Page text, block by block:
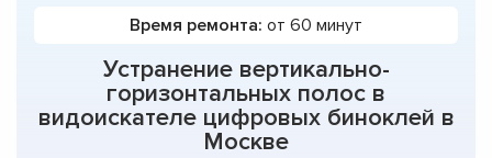
Устранение вертикально-
горизонтальных полос в
видоискателе цифровых биноклей в
Москве
Время ремонта: от 60 минут